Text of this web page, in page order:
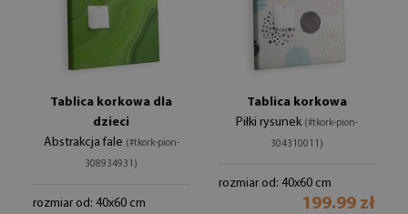
Tablica korkowa dla
dzieci
Abstrakcja fale (#tkork-pion-
308934931)
rozmiar od: 40x60 cm
Tablica korkowa
Piłki rysunek (#tkork-pion-
304310011)
rozmiar od: 40x60 cm
199.99 zł